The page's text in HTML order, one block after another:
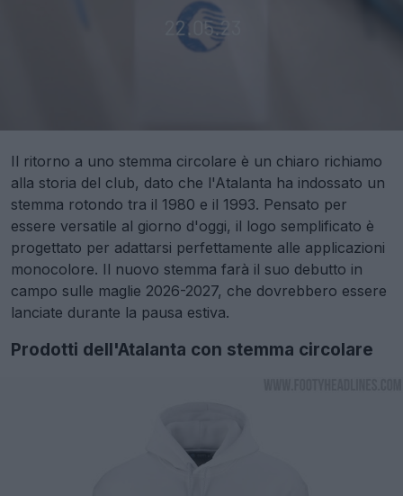
Il ritorno a uno stemma circolare è un chiaro richiamo
alla storia del club, dato che l'Atalanta ha indossato un
stemma rotondo tra il 1980 e il 1993. Pensato per
essere versatile al giorno d'oggi, il logo semplificato è
progettato per adattarsi perfettamente alle applicazioni
monocolore. Il nuovo stemma farà il suo debutto in
campo sulle maglie 2026-2027, che dovrebbero essere
lanciate durante la pausa estiva.
Prodotti dell'Atalanta con stemma circolare